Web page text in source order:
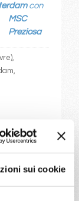
sui cookie
con
MSC
Preziosa